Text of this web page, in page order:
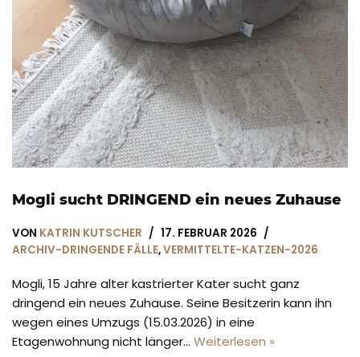
Mogli sucht DRINGEND ein neues Zuhause
VON KATRIN KUTSCHER
17. FEBRUAR 2026
ARCHIV-DRINGENDE FÄLLE,VERMITTELTE-KATZEN-2026
Mogli, 15 Jahre alter kastrierter Kater sucht ganz
dringend ein neues Zuhause. Seine Besitzerin kann ihn
wegen eines Umzugs (15.03.2026) in eine
Etagenwohnung nicht länger… Weiterlesen »